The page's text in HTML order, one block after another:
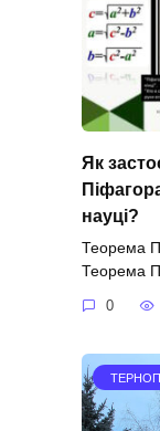
Як
науці?
Теорема
Теорема
0